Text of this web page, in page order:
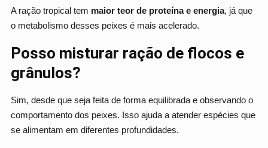
A ração tropical tem maior teor de proteína e energia, já que
o metabolismo desses peixes é mais acelerado.
Posso misturar ração de flocos e
grânulos?
Sim, desde que seja feita de forma equilibrada e observando o
comportamento dos peixes. Isso ajuda a atender espécies que
se alimentam em diferentes profundidades.